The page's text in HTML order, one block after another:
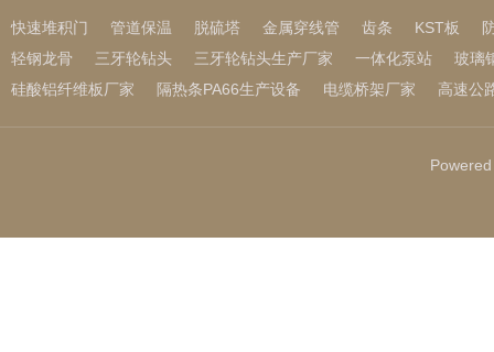
快速堆积门 管道保温 脱硫塔 金属穿线管 齿条 KST板
轻钢龙骨
三牙轮钻头 三牙轮钻头生产厂家 一体化泵站
玻璃
硅酸铝纤维板厂家
隔热条PA66生产设备 电缆桥架厂家 高速公